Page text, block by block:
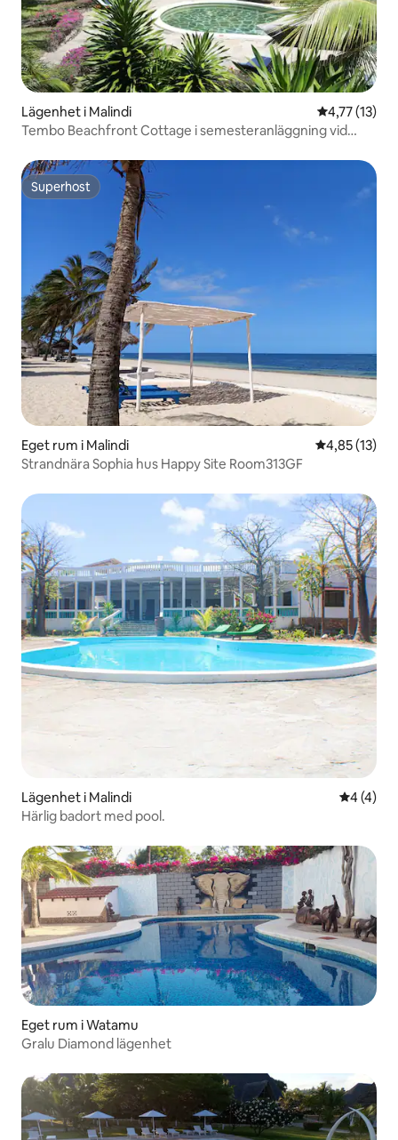
Lägenhet i Malindi 4,77 av 5 i
4,77 (13)
Tembo Beachfront Cottage i semesteranläggning vid
Superhost
Superhost
Eget rum i Malindi 4,85 av 5 i
4,85 (13)
Strandnära Sophia hus Happy Site Room313GF
Lägenhet i Malindi 4 av 5 i
4 (4)
Härlig badort med pool.
Eget rum i Watamu
Gralu Diamond lägenhet